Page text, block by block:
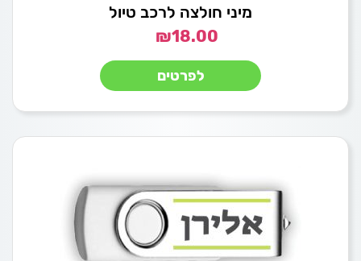
מיני חולצה לרכב טיול
₪18.00
לפרטים